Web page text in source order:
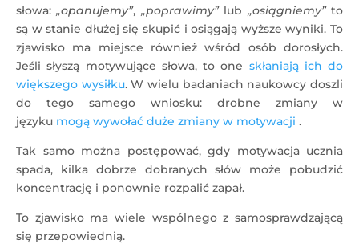
słowa:„opanujemy”, „poprawimy”lub „osiągniemy”to
są w stanie dłużej się skupić i osiągają wyższe wyniki. To
zjawisko ma miejsce również wśród osób dorosłych.
Jeśli słyszą motywujące słowa, to one skłaniają ich do
większego wysiłku. W wielu badaniach naukowcy doszli
do tego samego wniosku: drobne zmiany w
języku mogą wywołać duże zmiany w motywacji .
Tak samo można postępować, gdy motywacja ucznia
spada, kilka dobrze dobranych słów może pobudzić
koncentrację i ponownie rozpalić zapał.
To zjawisko ma wiele wspólnego z samosprawdzającą
się przepowiednią.